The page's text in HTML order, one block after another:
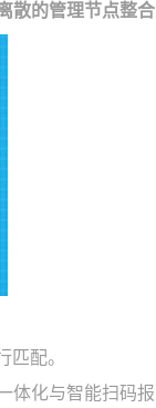
的管理节点整
配。
体化与智能扫码